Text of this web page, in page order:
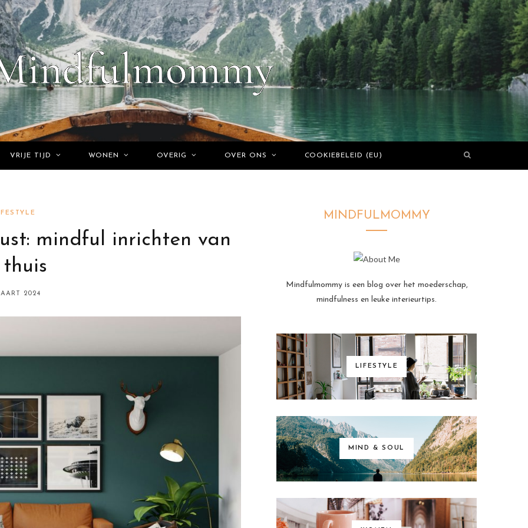
VRIJE TIJD WONEN OVERIG OVER ONS COOKIEBELEID (EU)
mindful inrichten van
2024
MINDFULMOMMY
Mindfulmommy is een blog over het moederschap,
mindfulness en leuke interieurtips.
LIFESTYLE
MIND & SOUL